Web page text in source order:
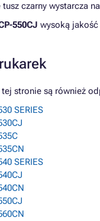
czarny wystarcza
550CJ wysoką
stronie są również
SERIES
SERIES